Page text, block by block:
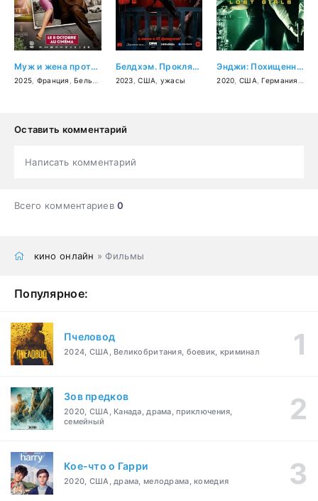
Муж и жена против будущего
2025 Франция ,Бельгия комедия
Белдхэм. Проклятие ведьмы
2023 ,США ужасы
Энджи: Похищенные девочки
2020 США ,Германия
Оставить комментарий
Написать комментарий
Всего комментариев0
кино онлайн » Фильмы
Популярное:
Пчеловод
2024, США, Великобритания, боевик, криминал
Зов предков
2020, США, Канада, драма, приключения,
семейный
Кое-что о Гарри
2020, США, драма, мелодрама, комедия